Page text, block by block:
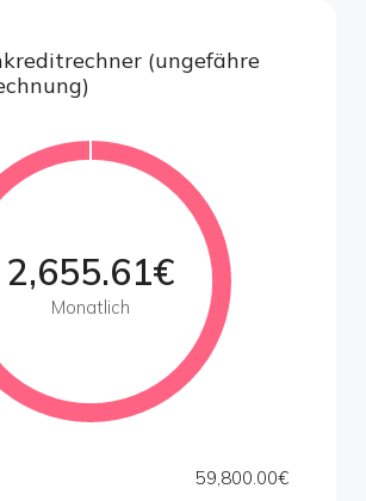
(ungefähre
2,655.61€
Monatlich
59,800.00€